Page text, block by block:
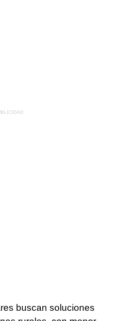
buscan soluciones